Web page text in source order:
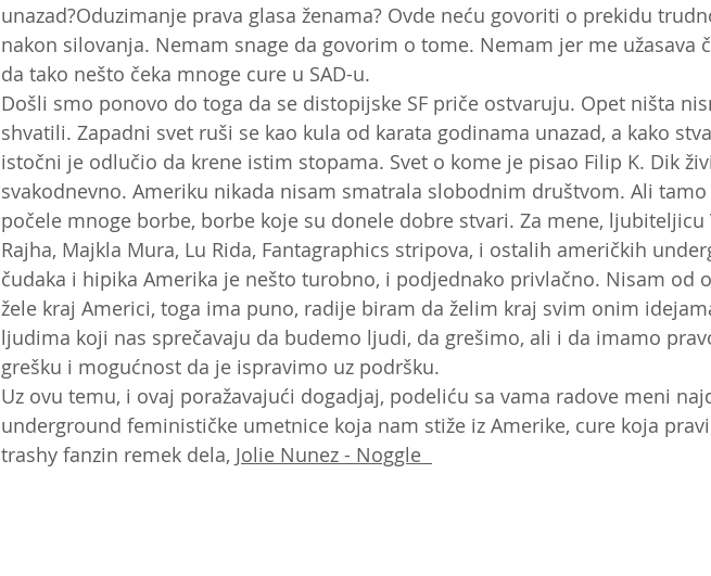
unazad?Oduzimanje prava glasa ženama? Ovde neću govoriti o prekidu
nakon silovanja. Nemam snage da govorim o tome. Nemam jer me užasava
da tako nešto čeka mnoge cure u SAD-u.
Došli smo ponovo do toga da se distopijske SF priče ostvaruju. Opet ništa
shvatili. Zapadni svet ruši se kao kula od karata godinama unazad, a kako
istočni je odlučio da krene istim stopama. Svet o kome je pisao Filip K. Dik
svakodnevno. Ameriku nikada nisam smatrala slobodnim društvom. Ali
počele mnoge borbe, borbe koje su donele dobre stvari. Za mene, ljubiteljicu
Rajha, Majkla Mura, Lu Rida, Fantagraphics stripova, i ostalih američkih
čudaka i hipika Amerika je nešto turobno, i podjednako privlačno. Nisam od
žele kraj Americi, toga ima puno, radije biram da želim kraj svim onim
ljudima koji nas sprečavaju da budemo ljudi, da grešimo, ali i da imamo
grešku i mogućnost da je ispravimo uz podršku.
Uz ovu temu, i ovaj poražavajući dogadjaj, podeliću sa vama radove meni
underground feminističke umetnice koja nam stiže iz Amerike, cure koja
trashy fanzin remek dela, Jolie Nunez - Noggle